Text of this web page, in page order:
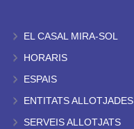
EL CASAL MIRA-SOL
HORARIS
ESPAIS
ENTITATS ALLOTJADES
SERVEIS ALLOTJATS